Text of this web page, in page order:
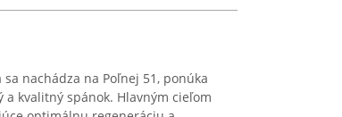
nachádza na Poľnej 51, ponúka
kvalitný spánok. Hlavným cieľom